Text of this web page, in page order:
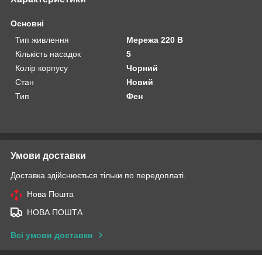
Основні
Тип живлення
Мережа 220 В
Кількість насадок
5
Колір корпусу
Чорний
Стан
Новий
Тип
Фен
Умови доставки
Доставка здійснюється тільки по передоплаті.
Нова Пошта
НОВА ПОШТА
Всі умови доставки